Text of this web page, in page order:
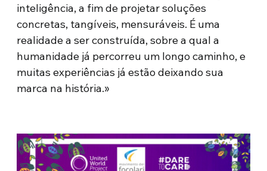
inteligência, a fim de projetar soluções
concretas, tangíveis, mensuráveis. É uma
realidade a ser construída, sobre a qual a
humanidade já percorreu um longo caminho, e
muitas experiências já estão deixando sua
marca na história.»